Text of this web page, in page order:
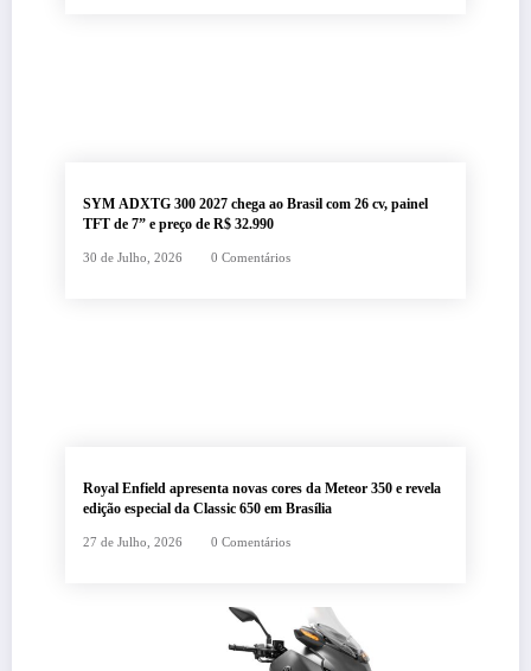
SYM ADXTG 300 2027 chega ao Brasil com 26 cv, painel
TFT de 7” e preço de R$ 32.990
30 de Julho, 2026 0 Comentários
Royal Enfield apresenta novas cores da Meteor 350 e revela
edição especial da Classic 650 em Brasília
27 de Julho, 2026 0 Comentários